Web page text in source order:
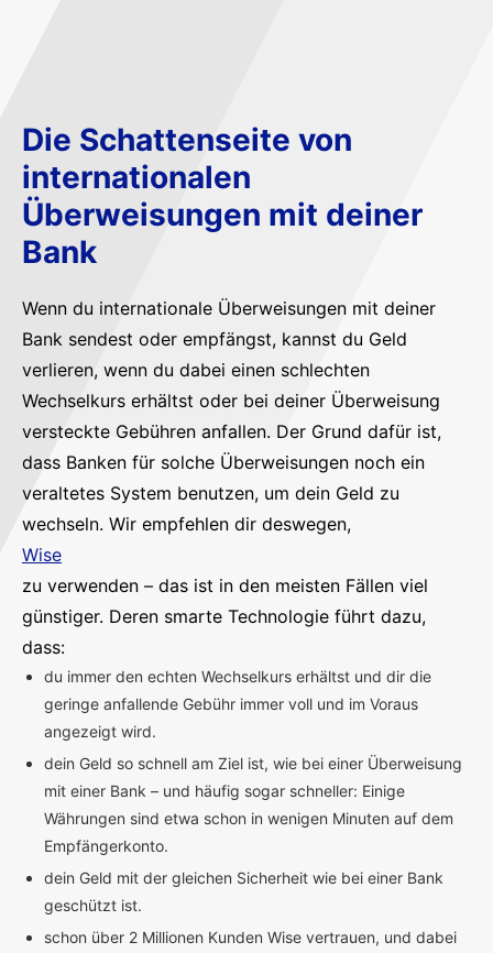
Die Schattenseite von
internationalen
Überweisungen mit deiner
Bank
Wenn du internationale Überweisungen mit deiner
Bank sendest oder empfängst, kannst du Geld
verlieren, wenn du dabei einen schlechten
Wechselkurs erhältst oder bei deiner Überweisung
versteckte Gebühren anfallen. Der Grund dafür ist,
dass Banken für solche Überweisungen noch ein
veraltetes System benutzen, um dein Geld zu
wechseln. Wir empfehlen dir deswegen,
Wise
zu verwenden – das ist in den meisten Fällen viel
günstiger. Deren smarte Technologie führt dazu,
dass:
du immer den echten Wechselkurs erhältst und dir die
geringe anfallende Gebühr immer voll und im Voraus
angezeigt wird.
dein Geld so schnell am Ziel ist, wie bei einer Überweisung
mit einer Bank – und häufig sogar schneller: Einige
Währungen sind etwa schon in wenigen Minuten auf dem
Empfängerkonto.
dein Geld mit der gleichen Sicherheit wie bei einer Bank
geschützt ist.
schon über 2 Millionen Kunden Wise vertrauen, und dabei